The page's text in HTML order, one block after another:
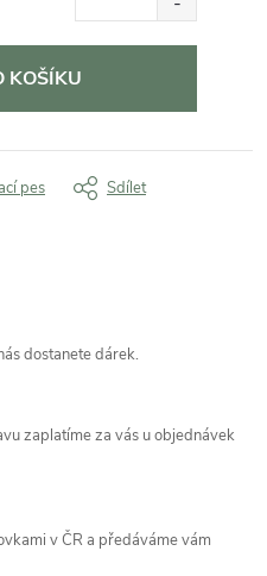
KOŠÍKU
pes Sdílet
dostanete dárek.
zaplatíme za vás u objednávek
v ČR a předáváme vám